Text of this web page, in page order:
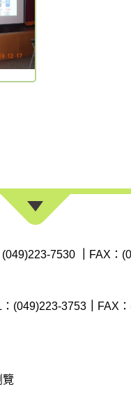
7530 FAX：
(049)223-3753 FAX
覽